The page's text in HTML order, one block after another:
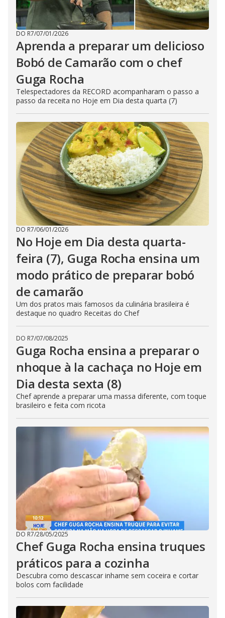
DO R7/07/01/2026
Aprenda a preparar um delicioso
Bobó de Camarão com o chef
Guga Rocha
Telespectadores da RECORD acompanharam o passo a
passo da receita no Hoje em Dia desta quarta (7)
DO R7/06/01/2026
No Hoje em Dia desta quarta-
feira (7), Guga Rocha ensina um
modo prático de preparar bobó
de camarão
Um dos pratos mais famosos da culinária brasileira é
destaque no quadro Receitas do Chef
DO R7/07/08/2025
Guga Rocha ensina a preparar o
nhoque à la cachaça no Hoje em
Dia desta sexta (8)
Chef aprende a preparar uma massa diferente, com toque
brasileiro e feita com ricota
DO R7/28/05/2025
Chef Guga Rocha ensina truques
práticos para a cozinha
Descubra como descascar inhame sem coceira e cortar
bolos com facilidade